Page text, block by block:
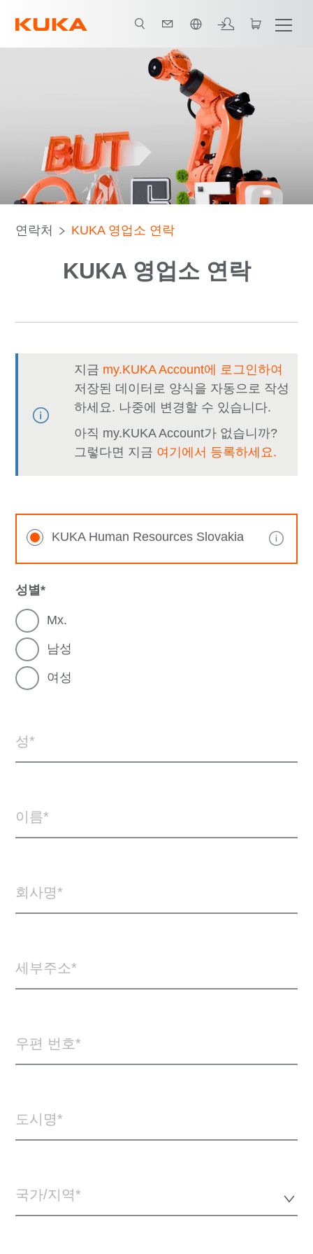
연락처 KUKA 영업소 연락
KUKA 영업소 연락
지금 my.KUKA Account에 로그인하여
저장된 데이터로 양식을 자동으로 작성
하세요. 나중에 변경할 수 있습니다.
아직 my.KUKA Account가 없습니까?
그렇다면 지금 여기에서 등록하세요.
KUKA Human Resources Slovakia
성별
Mx.
남성
여성
성
이름
회사명
세부주소
우편 번호
도시명
국가/지역*